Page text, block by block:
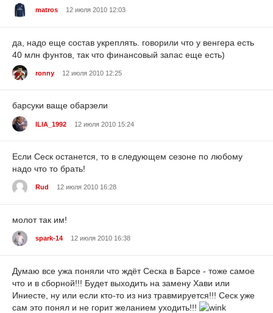
matros 12 июля 2010 12:03
да, надо еще состав укреплять. говорили что у венгера есть
40 млн фунтов, так что финансовый запас еще есть)
ronny 12 июля 2010 12:25
барсуки ваще обарзели
ILIA_1992 12 июля 2010 15:24
Если Сеск останется, то в следующем сезоне по любому
надо что то брать!
Rud 12 июля 2010 16:28
молот так им!
spark-14 12 июля 2010 16:38
Думаю все ужа поняли что ждёт Сеска в Барсе - тоже самое
что и в сборной!!! Будет выходить на замену Хави или
Иниесте, ну или если кто-то из низ травмируется!!! Сеск уже
сам это понял и не горит желанием уходить!!!